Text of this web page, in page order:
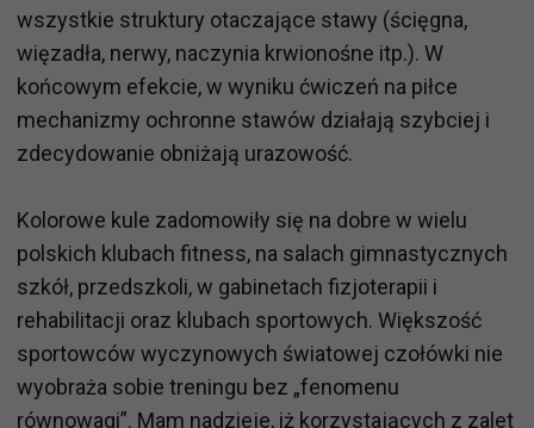
wszystkie struktury otaczające stawy (ścięgna,
więzadła, nerwy, naczynia krwionośne itp.). W
końcowym efekcie, w wyniku ćwiczeń na piłce
mechanizmy ochronne stawów działają szybciej i
zdecydowanie obniżają urazowość.
Kolorowe kule zadomowiły się na dobre w wielu
polskich klubach fitness, na salach gimnastycznych
szkół, przedszkoli, w gabinetach fizjoterapii i
rehabilitacji oraz klubach sportowych. Większość
sportowców wyczynowych światowej czołówki nie
wyobraża sobie treningu bez „fenomenu
równowagi”. Mam nadzieje, iż korzystających z zalet